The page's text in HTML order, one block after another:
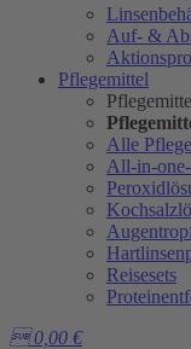
Auf- &
Pflegemittel
Alle
All-in-
Reisesets
 0,00 €